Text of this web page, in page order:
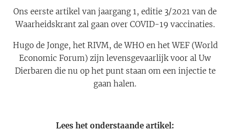
Ons eerste artikel van jaargang 1, editie 3/2021 van de
Waarheidskrant zal gaan over COVID-19 vaccinaties.
Hugo de Jonge, het RIVM, de WHO en het WEF (World
Economic Forum) zijn levensgevaarlijk voor al Uw
Dierbaren die nu op het punt staan om een injectie te
gaan halen.
Lees het onderstaande artikel: